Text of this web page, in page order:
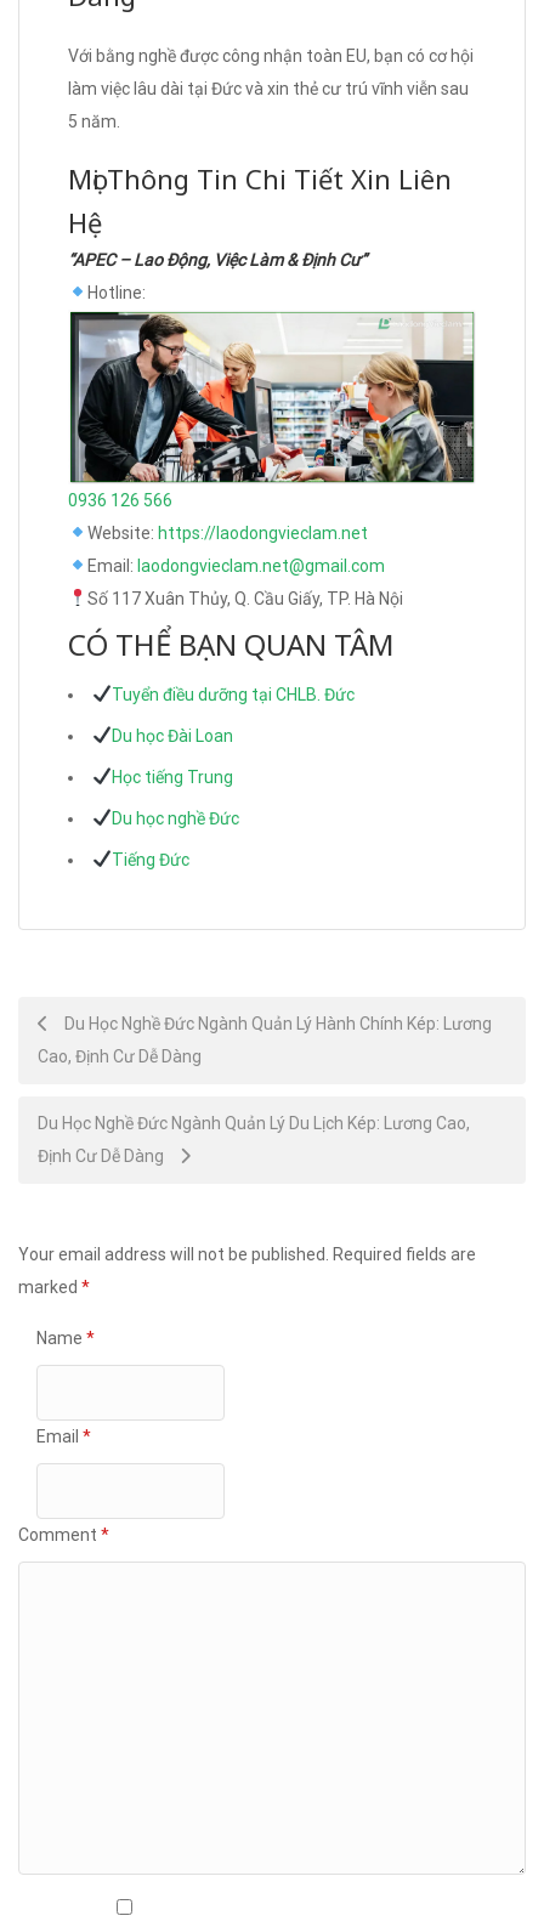
Với bằng nghề được công nhận toàn EU, bạn có cơ hội
làm việc lâu dài tại Đức và xin thẻ cư trú vĩnh viễn sau
5 năm.
Mọi Thông Tin Chi Tiết Xin Liên
Hệ
“APEC – Lao Động, Việc Làm & Định Cư”
Hotline:
0936 126 566
Website: https://laodongvieclam.net
Email: laodongvieclam.net@gmail.com
Số 117 Xuân Thủy, Q. Cầu Giấy, TP. Hà Nội
CÓ THỂ BẠN QUAN TÂM
Tuyển điều dưỡng tại CHLB. Đức
Du học Đài Loan
Học tiếng Trung
Du học nghề Đức
Tiếng Đức
Post
navigation
Du Học Nghề Đức Ngành Quản Lý Hành Chính Kép: Lương
Cao, Định Cư Dễ Dàng
Du Học Nghề Đức Ngành Quản Lý Du Lịch Kép: Lương Cao,
Định Cư Dễ Dàng
Your email address will not be published.
Required fields are
marked *
Name *
Email *
Comment *